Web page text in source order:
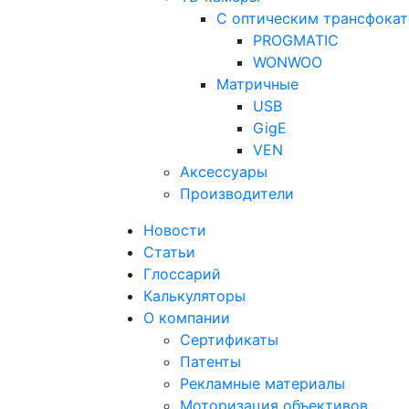
С оптическим
PROGMATIC
WONWOO
Матричные
USB
GigE
VEN
Аксессуары
Производители
Новости
Статьи
Глоссарий
Калькуляторы
О компании
Сертификаты
Патенты
Рекламные материалы
Моторизация объективов